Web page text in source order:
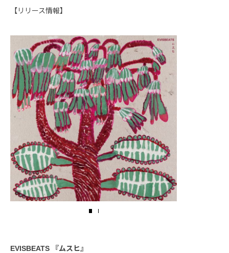
【リリース情報】
EVISBEATS 『ムスヒ』